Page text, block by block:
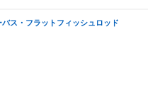
バス・フラットフィッシュロッド